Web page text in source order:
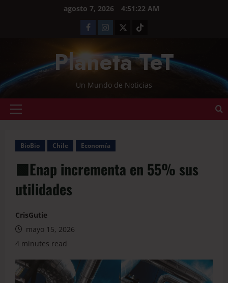
agosto 7, 2026 4:51:23 AM
Planeta TeT
Un Mundo de Noticias
BioBio Chile Economía
🟩Enap incrementa en 55% sus
utilidades
CrisGutie
mayo 15, 2026
4 minutes read